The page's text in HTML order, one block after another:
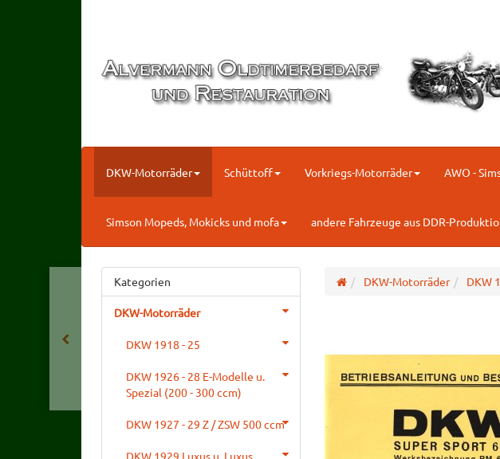
DKW-Motorräder Schüttoff Vorkriegs-Motorräder AWO -
Simson Mopeds, Mokicks und mofa andere Fahrzeuge aus DDR-
DKW-Motorräder DKW
Kategorien
DKW-Motorräder
DKW 1918 - 25
DKW 1926 - 28 E-Modelle u.
Spezial (200 - 300 ccm)
DKW 1927 - 29 Z / ZSW 500 ccm
DKW 1929 Luxus u. Luxus